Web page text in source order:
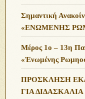
Σημαντική
«ΕΝΩΜΕΝΗΣ
Μέρος 1ο – 13η
«Ἑνωμένης
ΠΡΟΣΚΛΗΣΗ
ΓΙΑ